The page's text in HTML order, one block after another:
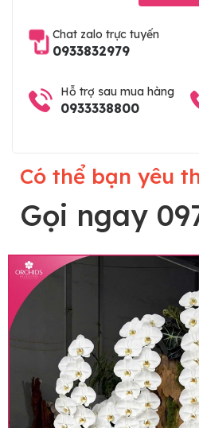
Chat zalo trực tuyến
0933832979
Hỗ trợ sau mua hàng
0933338800
Có thể bạn yêu
Gọi ngay